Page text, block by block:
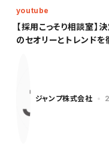
【採用こっそり相談室
のセオリーとトレンド
youtube
ジャンプ株式会社